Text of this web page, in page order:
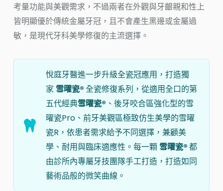
考量功能與美觀需求，不過兩者在外觀與牙齦親和性上
皆明顯優於傳統金屬牙冠，且不會產生黑邊或金屬過
敏，是現代牙科美學修復的主流選擇。
悅庭牙醫進一步升級全瓷冠應用，打造獨
家 雪曜瓷®全瓷修復系列，從適用全口的第
五代經典雪曜瓷® 、後牙咬合區強化型的雪
曜瓷Pro、前牙美觀區極致仿生美學的雪曜
瓷R，依患者需求給予不同選擇，兼顧美
學、耐用與臨床適應性。每一顆 雪曜瓷®都
由診所內專屬牙技團隊手工打造，打造如同
藝術品般的微笑曲線。